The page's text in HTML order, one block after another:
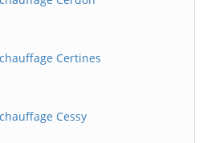
Certines
Cessy